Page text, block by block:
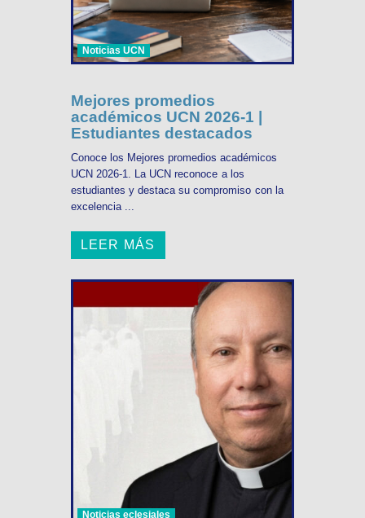
Noticias UCN
Mejores promedios
académicos UCN 2026-1 |
Estudiantes destacados
Conoce los Mejores promedios académicos
UCN 2026-1. La UCN reconoce a los
estudiantes y destaca su compromiso con la
excelencia ...
LEER MÁS
Noticias eclesiales